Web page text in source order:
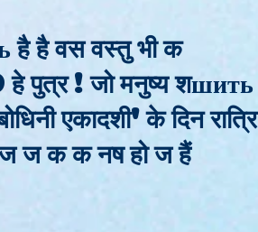
है है वस वस्तु भी क
पुत्र ! जो मनुष्य शшить
एकादशी' के दिन रात्रि
ज क क नष हो ज हैं